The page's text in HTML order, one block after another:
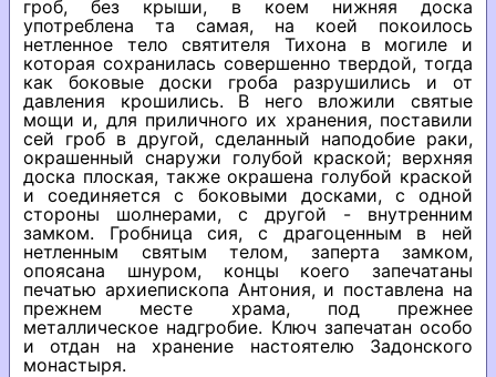
гроб, без крыши, в коем нижняя доска
употреблена та самая, на коей покоилось
нетленное тело святителя Тихона в могиле и
которая сохранилась совершенно твердой, тогда
как боковые доски гроба разрушились и от
давления крошились. В него вложили святые
мощи и, для приличного их хранения, поставили
сей гроб в другой, сделанный наподобие раки,
окрашенный снаружи голубой краской; верхняя
доска плоская, также окрашена голубой краской
и соединяется с боковыми досками, с одной
стороны шолнерами, с другой - внутренним
замком. Гробница сия, с драгоценным в ней
нетленным святым телом, заперта замком,
опоясана шнуром, концы коего запечатаны
печатью архиепископа Антония, и поставлена на
прежнем месте храма, под прежнее
металлическое надгробие. Ключ запечатан особо
и отдан на хранение настоятелю Задонского
монастыря.